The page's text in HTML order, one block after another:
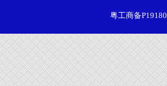
粤工商备